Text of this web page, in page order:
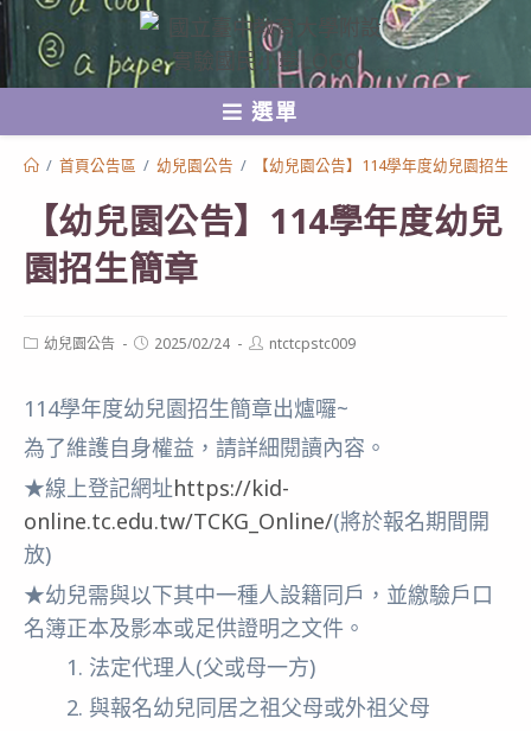
跳
至
選單
/ 首頁公告區 / 幼兒園公告 / 【幼兒園公告】114學年度幼兒園招生簡
【幼兒園公告】114學年度幼兒
園招生簡章
Post幼兒園公告
Post2025/02/24
Postntctcpstc009
114學年度幼兒園招生簡章出爐囉~
為了維護自身權益，請詳細閱讀內容。
★線上登記網址https://kid-
online.tc.edu.tw/TCKG_Online/(將於報名期間開
放)
★幼兒需與以下其中一種人設籍同戶，並繳驗戶口
名簿正本及影本或足供證明之文件。
1. 法定代理人(父或母一方)
2. 與報名幼兒同居之祖父母或外祖父母